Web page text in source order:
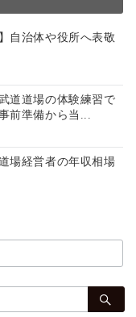
自治体や役所へ表敬
道道場の体験練習で
前準備から当...
場経営者の年収相場